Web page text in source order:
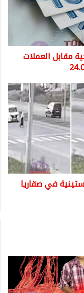
مقابل العملات
في صقاريا